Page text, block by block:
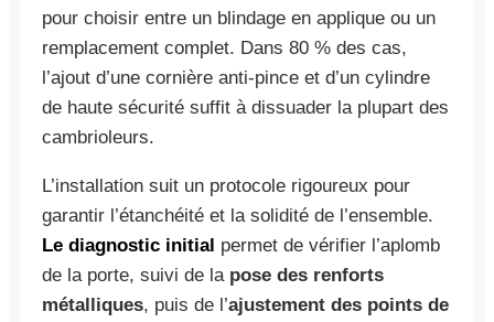
pour choisir entre un blindage en applique ou un
remplacement complet. Dans 80 % des cas,
l’ajout d’une cornière anti-pince et d’un cylindre
de haute sécurité suffit à dissuader la plupart des
cambrioleurs.
L’installation suit un protocole rigoureux pour
garantir l’étanchéité et la solidité de l’ensemble.
Le diagnostic initial permet de vérifier l’aplomb
de la porte, suivi de la pose des renforts
métalliques, puis de l’ajustement des points de